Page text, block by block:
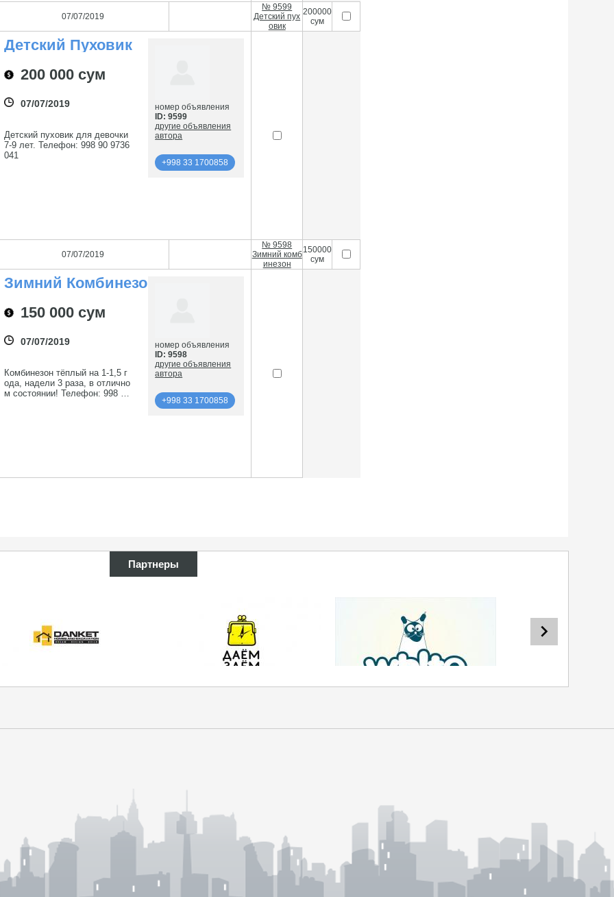
07/07/2019
№ 9599
Детский пух
овик
200000
сум
Детский Пуховик
200 000 сум
07/07/2019
Детский пуховик для девочки
7-9 лет. Телефон: 998 90 9736
041
номер объявления
ID: 9599
другие объявления
автора
+998 33 1700858
07/07/2019
№ 9598
Зимний комб
инезон
150000
сум
Зимний Комбинезон
150 000 сум
07/07/2019
Комбинезон тёплый на 1-1,5 г
ода, надели 3 раза, в отлично
м состоянии! Телефон: 998 90
номер объявления
ID: 9598
другие объявления
автора
+998 33 1700858
Партнеры